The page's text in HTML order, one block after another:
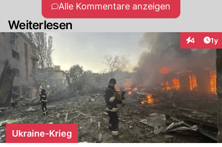
Alle Kommentare anzeigen
Weiterlesen
4 1y
Ukraine-Krieg